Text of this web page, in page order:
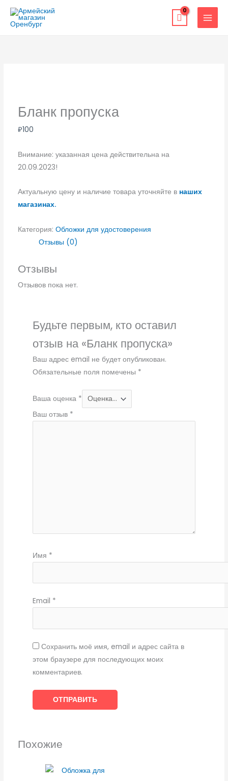
Перейти
содержимому
Бланк пропуска
₽100
Внимание: указанная цена действительна на
20.09.2023!
Актуальную цену и наличие товара уточняйте в наших
магазинах.
Категория: Обложки для удостоверения
Отзывы (0)
Отзывы
Отзывов пока нет.
Будьте первым, кто оставил
отзыв на «Бланк пропуска»
Ваш адрес email не будет опубликован.
Обязательные поля помечены *
Ваша оценка *
Ваш отзыв *
Имя *
Email *
Сохранить моё имя, email и адрес сайта в
этом браузере для последующих моих
комментариев.
Похожие